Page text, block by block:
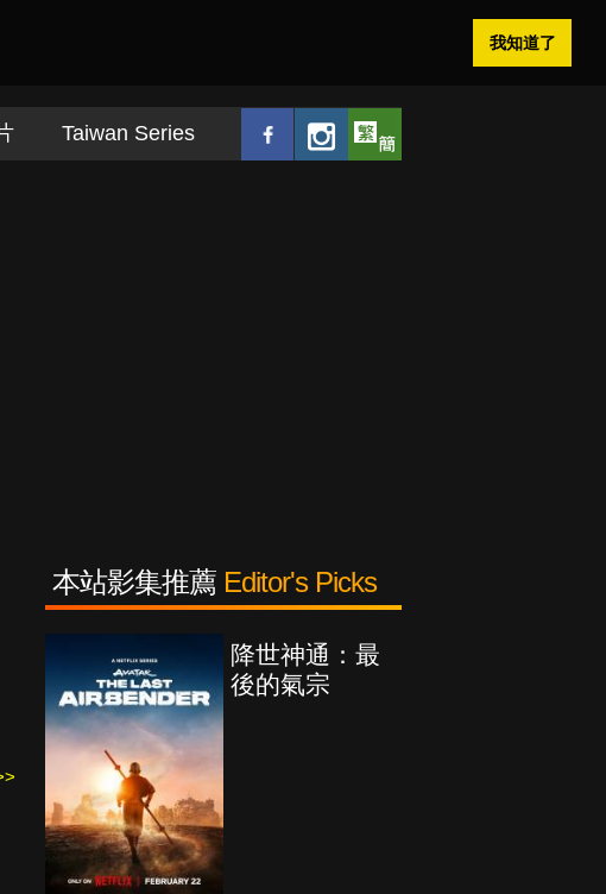
我知道了
Taiwan Series
本站影集推薦 Editor's Picks
降世神通：最
後的氣宗